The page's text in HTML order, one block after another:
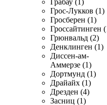
Грабау (1)
Грос-Лукков (1)
Гросберен (1)
Гроссайтинген
Грюнвальд (2)
Денклинген (1)
Диссен-ам-
Аммерзе (1)
Дортмунд (1)
Драйайх (1)
Дрезден (4)
Засниц (1)